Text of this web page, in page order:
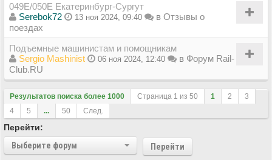
049Е/050Е Екатеринбург-Сургут
Serebok72
13 ноя 2024, 09:40 в Отзывы о
поездах
Подъемные машинистам и помощникам
Sergio Mashinist
06 ноя 2024, 12:40 в Форум Rail-
Club.RU
Результатов поиска более 1000 Страница 1 из 50 1 2
3
4
5 ... 50 След.
Перейти:
Выберите форум
Перейти